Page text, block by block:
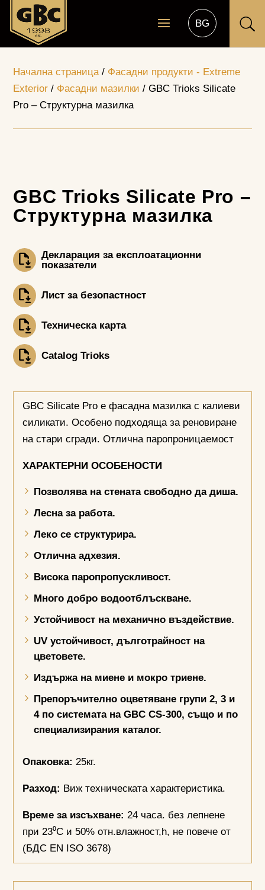
U
Начална страница/ Фасадни продукти - Extreme
Exterior / Фасадни мазилки / GBC Trioks Silicate
Pro – Структурна мазилка
GBC Trioks Silicate Pro –
Структурна мазилка
Декларация за експлоатационни
показатели
Лист за безопастност
Техническа карта
Catalog Trioks
GBC Silicate Pro e фасадна мазилка с калиеви
силикати. Особено подходяща за реновиране
на стари сгради. Отлична паропроницаемост
ХАРАКТЕРНИ ОСОБЕНОСТИ
Позволява на стената свободно да диша.
Лесна за работа.
Леко се структурира.
Отлична адхезия.
Висока паропропускливост.
Много добро водоотблъскване.
Устойчивост на механично въздействие.
UV устойчивост, дълготрайност на
цветовете.
Издържа на миене и мокро триене.
Препоръчително оцветяване групи 2, 3 и
4 по системата наGBCCS-300, също и по
специализирания каталог.
Опаковка: 25кг.
Разход: Виж техническата характеристика.
Време за изсъхване: 24 часа. без лепнене
при 23⁰С и 50% отн.влажност,h, не повече от
(БДС EN ISO 3678)